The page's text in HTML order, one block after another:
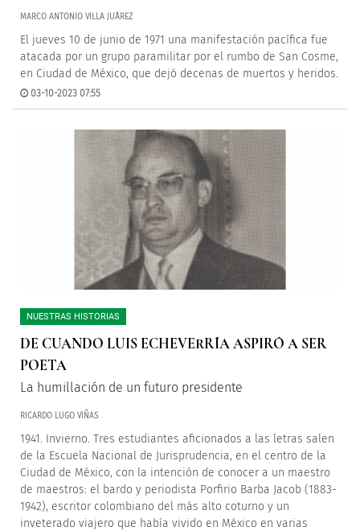
MARCO ANTONIO VILLA JUÁREZ
El jueves 10 de junio de 1971 una manifestación pacífica fue
atacada por un grupo paramilitar por el rumbo de San Cosme,
en Ciudad de México, que dejó decenas de muertos y heridos.
03-10-2023 07:55
NUESTRAS HISTORIAS
DE CUANDO LUIS ECHEVERRÍA ASPIRÓ A SER
POETA
La humillación de un futuro presidente
RICARDO LUGO VIÑAS
1941. Invierno. Tres estudiantes aficionados a las letras salen
de la Escuela Nacional de Jurisprudencia, en el centro de la
Ciudad de México, con la intención de conocer a un maestro
de maestros: el bardo y periodista Porfirio Barba Jacob (1883-
1942), escritor colombiano del más alto coturno y un
inveterado viajero que había vivido en México en varias